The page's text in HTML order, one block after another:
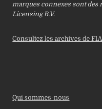
marques connexes sont des
Licensing B.V.
Consultez les archives de
Qui sommes-nous